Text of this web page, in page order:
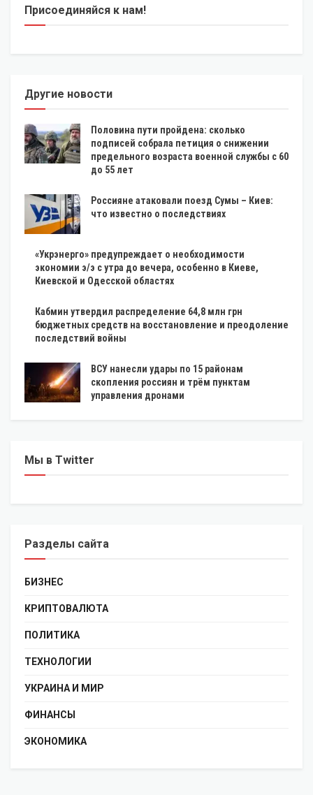
Присоединяйся к нам!
Другие новости
Половина пути пройдена: сколько
подписей собрала петиция о снижении
предельного возраста военной службы с 60
до 55 лет
Россияне атаковали поезд Сумы – Киев:
что известно о последствиях
«Укрэнерго» предупреждает о необходимости
экономии э/э с утра до вечера, особенно в Киеве,
Киевской и Одесской областях
Кабмин утвердил распределение 64,8 млн грн
бюджетных средств на восстановление и преодоление
последствий войны
ВСУ нанесли удары по 15 районам
скопления россиян и трём пунктам
управления дронами
Мы в Twitter
Разделы сайта
БИЗНЕС
КРИПТОВАЛЮТА
ПОЛИТИКА
ТЕХНОЛОГИИ
УКРАИНА И МИР
ФИНАНСЫ
ЭКОНОМИКА